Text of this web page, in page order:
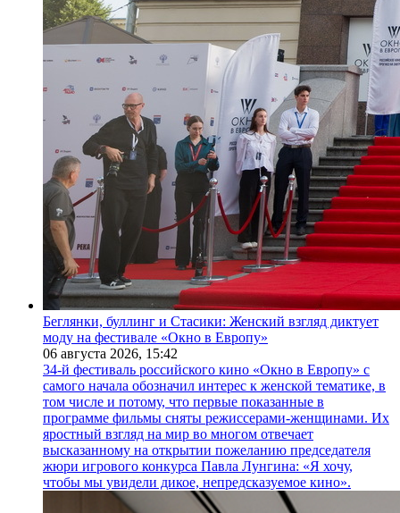
Беглянки, буллинг и Стасики: Женский взгляд диктует
моду на фестивале «Окно в Европу»
06 августа 2026, 15:42
34-й фестиваль российского кино «Окно в Европу» с
самого начала обозначил интерес к женской тематике, в
том числе и потому, что первые показанные в
программе фильмы сняты режиссерами-женщинами. Их
яростный взгляд на мир во многом отвечает
высказанному на открытии пожеланию председателя
жюри игрового конкурса Павла Лунгина: «Я хочу,
чтобы мы увидели дикое, непредсказуемое кино».